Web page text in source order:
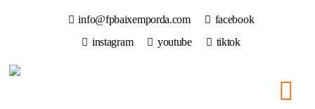
info@fpbaixemporda.com
facebook
instagram
youtube tiktok